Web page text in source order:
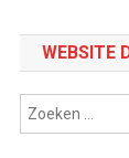
WEBSITE